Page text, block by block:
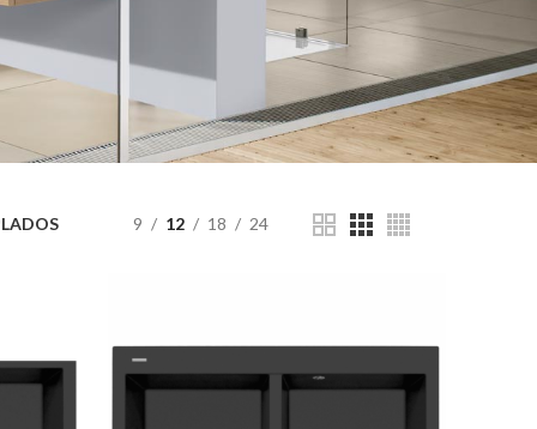
9 12 18 24